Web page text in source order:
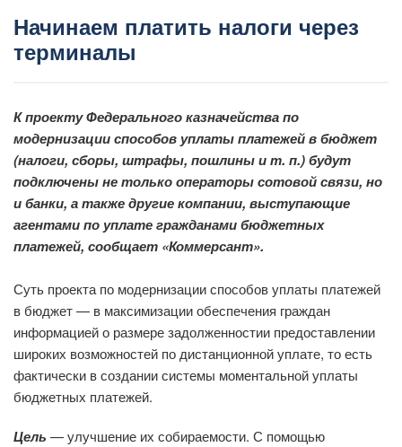
Начинаем платить налоги через
терминалы
К проекту Федерального казначейства по
модернизации способов уплаты платежей в бюджет
(налоги, сборы, штрафы, пошлины и т. п.) будут
подключены не только операторы сотовой связи, но
и банки, а также другие компании, выступающие
агентами по уплате гражданами бюджетных
платежей, сообщает «Коммерсант».
Суть проекта по модернизации способов уплаты платежей
в бюджет — в максимизации обеспечения граждан
информацией о размере задолженностии предоставлении
широких возможностей по дистанционной уплате, то есть
фактически в создании системы моментальной уплаты
бюджетных платежей.
Цель — улучшение их собираемости. С помощью